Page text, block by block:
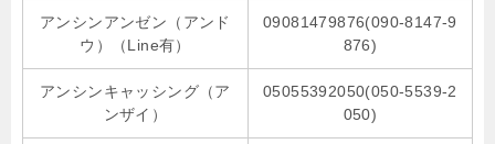
アンシンアンゼン（アンド
ウ）（Line有）
09081479876(090-8147-9
876)
アンシンキャッシング（ア
ンザイ）
05055392050(050-5539-2
050)